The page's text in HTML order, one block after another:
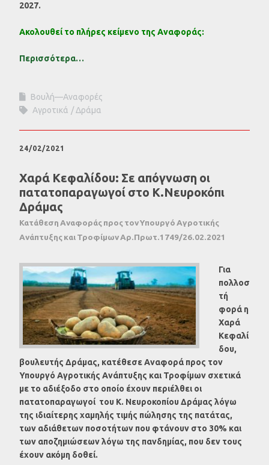
2027.
Ακολουθεί το πλήρες κείμενο της Αναφοράς:
Περισσότερα…
Βουλή—Αναφορές
Αγροτικά
Δράμα
24/02/2021
Χαρά Κεφαλίδου: Σε απόγνωση οι
πατατοπαραγωγοί στο Κ.Νευροκόπι
Δράμας
Κατάθεση Αναφοράς προς τον Υπουργό Αγροτικής
Ανάπτυξης και Τροφίμων Αρ.Πρωτ.1749/26.02.2021
Για
πολλοσ
τή
φορά η
Χαρά
Κεφαλί
δου,
βουλευτής Δράμας, κατέθεσε Αναφορά προς τον
Υπουργό Αγροτικής Ανάπτυξης και Τροφίμων σχετικά
με το αδιέξοδο στο οποίο έχουν περιέλθει οι
πατατοπαραγωγοί του Κ. Νευροκοπίου Δράμας λόγω
της ιδιαίτερης χαμηλής τιμής πώλησης της πατάτας,
των αδιάθετων ποσοτήτων που φτάνουν στο 30% και
των αποζημιώσεων λόγω της πανδημίας, που δεν τους
έχουν ακόμη δοθεί.